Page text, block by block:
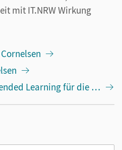
mit IT.NRW Wirkung
Cornelsen eCademy - Blended Learning für die Ausbildung